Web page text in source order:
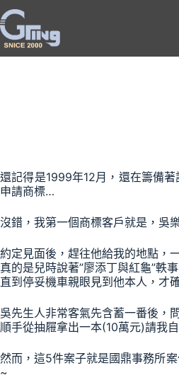
跳
至
主
要
還記得是1999年12月，還在籌備
申請商標…
沒錯，我第一個商標客戶就是，吳
約定見面後，趕往他給我的地點，
真的是兒時說著”廖添丁與紅龜”軼
直到停妥機車親眼見到他本人，才
吳先生人非常客氣先含蓄一番後，
順手從抽屜拿出一本(10萬元)請我
然而，這5件案子就是國鼎事務所
~